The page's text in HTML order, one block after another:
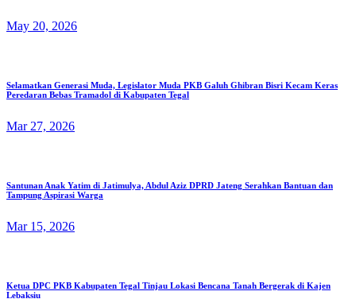
May 20, 2026
Selamatkan Generasi Muda, Legislator Muda PKB Galuh Ghibran Bisri Kecam Keras
Peredaran Bebas Tramadol di Kabupaten Tegal
Mar 27, 2026
Santunan Anak Yatim di Jatimulya, Abdul Aziz DPRD Jateng Serahkan Bantuan dan
Tampung Aspirasi Warga
Mar 15, 2026
Ketua DPC PKB Kabupaten Tegal Tinjau Lokasi Bencana Tanah Bergerak di Kajen
Lebaksiu